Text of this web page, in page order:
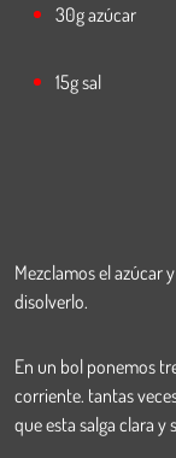
30g azúcar
15g sal
Mezclamos el azúcar
disolverlo.
En un bol ponemos
corriente. tantas
que esta salga clara